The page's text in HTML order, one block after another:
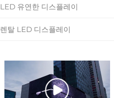
LED 유연한 디스플레이
렌탈 LED 디스플레이